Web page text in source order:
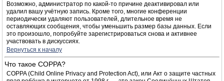
Возможно, администратор по какой-то причине деактивировал или
удалил вашу учётную запись. Кроме того, многие конференции
периодически удаляют пользователей, длительное время не
оставляющих сообщения, чтобы уменьшить размер базы данных. Если
это произошло, попробуйте зарегистрироваться снова и активнее
участвовать в дискуссиях.
Вернуться к началу
Что такое COPPA?
COPPA (Child Online Privacy and Protection Act), или Акт о защите частных